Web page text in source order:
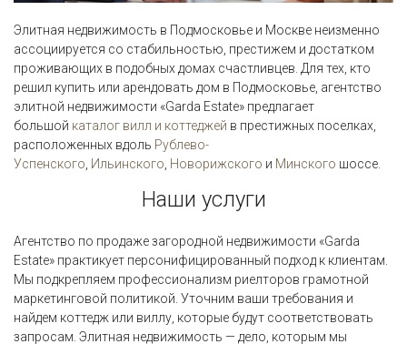
Элитная недвижимость в Подмосковье и Москве неизменно
ассоциируется со стабильностью, престижем и достатком
проживающих в подобных домах счастливцев. Для тех, кто
решил купить или арендовать дом в Подмосковье, агентство
элитной недвижимости «Garda Estate» предлагает
большой каталог вилл и коттеджей в престижных поселках,
расположенных вдоль Рублево-
Успенского Ильинского Новорижского и Минского шоссе.
Наши услуги
Агентство по продаже загородной недвижимости «Garda
Estate» практикует персонифицированный подход к клиентам.
Мы подкрепляем профессионализм риелторов грамотной
маркетинговой политикой. Уточним ваши требования и
найдем коттедж или виллу, которые будут соответствовать
запросам. Элитная недвижимость — дело, которым мы